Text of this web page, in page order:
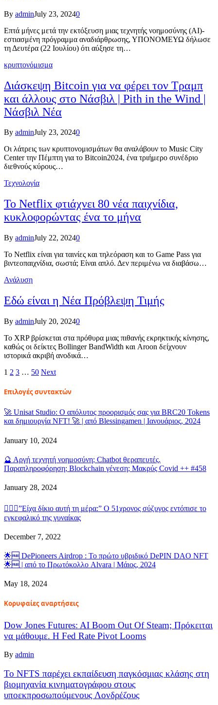
By adminJuly 23, 20240
Επτά μήνες μετά την εκτόξευση μιας τεχνητής νοημοσύνης (AI)-
εστιασμένη πρόγραμμα αναδιάρθρωσης, ΥΠΟΝΟΜΕΥΩ δήλωσε
τη Δευτέρα (22 Ιουλίου) ότι αύξησε τη…
κρυπτονόμισμα
Διάσκεψη Bitcoin για να φέρει τον Τραμπ
και άλλους στο Νάσβιλ | Pith in the Wind |
Νάσβιλ Νέα
By adminJuly 23, 20240
Οι λάτρεις των κρυπτονομισμάτων θα αναλάβουν το Music City
Center την Πέμπτη για το Bitcoin2024, ένα τριήμερο συνέδριο
διεθνούς κύρους…
Τεχνολογία
Το Netflix φτιάχνει 80 νέα παιχνίδια,
κυκλοφορώντας ένα το μήνα
By adminJuly 22, 20240
Το Netflix είναι για ταινίες και τηλεόραση και το Game Pass για
βιντεοπαιχνίδια, σωστά; Είναι απλό. Δεν περιμένω να διαβάσω…
Ανάλυση
Εδώ είναι η Νέα Πρόβλεψη Τιμής
By adminJuly 20, 20240
Το XRP βρίσκεται στα πρόθυρα μιας πιθανής εκρηκτικής κίνησης,
καθώς οι δείκτες Bollinger BandWidth και Aroon δείχνουν
ιστορικά ακριβή ανοδικά…
1 2 3 … 50 Next
Επιλογές συντακτών
🚀 Unisat Studio: Ο απόλυτος προορισμός σας για BRC20 Tokens
και δημιουργία NFT! 🚀 | από Blessingamen | Ιανουάριος, 2024
January 10, 2024
🔮 Αργή τεχνητή νοημοσύνη; Chatbot θεραπευτές.
Παραπληροφόρηση; Blockchain γένεση; Μακρύς Covid ++ #458
January 28, 2024
👨‍❤️‍👩”Είχα δίκιο αυτή τη μέρα:” Ο 51χρονος σύζυγος εντόπισε το
εγκεφαλικό της γυναίκας
December 7, 2022
🌟🆓 DePioneers Airdrop : Το πρώτο υβριδικό DePIN DAO NFT
🌟🆓 | από το Πρωτόκολλο Alvara | Μάιος, 2024
May 18, 2024
Κορυφαίες αναρτήσεις
Dow Jones Futures: AI Boom Out Of Steam; Πρόκειται
να μάθουμε. Η Fed Rate Pivot Looms
By admin
Το NFTS παρέχει εκπαίδευση παγκόσμιας κλάσης στη
βιομηχανία κινηματογράφου στους
υποεκπροσωπούμενους Λονδρέζους